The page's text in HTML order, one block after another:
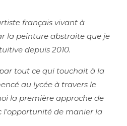
français vivant à
la peinture abstraite que je
depuis 2010.
tout ce qui touchait à la
au lycée à travers le
la première approche de
l'opportunité de manier la